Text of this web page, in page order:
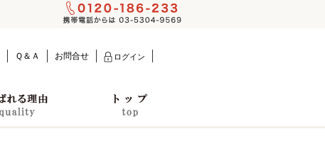
Ｑ＆Ａ お問合せ ログイン